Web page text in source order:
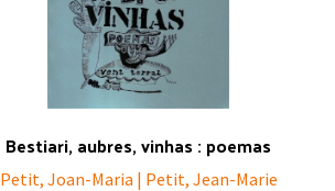
Bestiari, aubres, vinhas : poemas
Petit, Joan-Maria | Petit, Jean-Marie